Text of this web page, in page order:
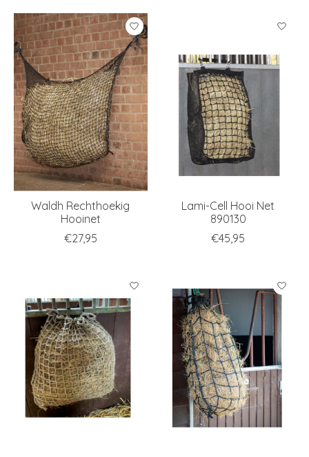
Waldh Rechthoekig
Hooinet
€27,95
Lami-Cell Hooi Net
890130
€45,95